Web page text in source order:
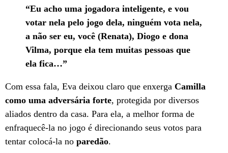
“Eu acho uma jogadora inteligente, e vou
votar nela pelo jogo dela, ninguém vota nela,
a não ser eu, você (Renata), Diogo e dona
Vilma, porque ela tem muitas pessoas que
ela fica…”
Com essa fala, Eva deixou claro que enxerga Camilla
como uma adversária forte, protegida por diversos
aliados dentro da casa. Para ela, a melhor forma de
enfraquecê-la no jogo é direcionando seus votos para
tentar colocá-la no paredão.